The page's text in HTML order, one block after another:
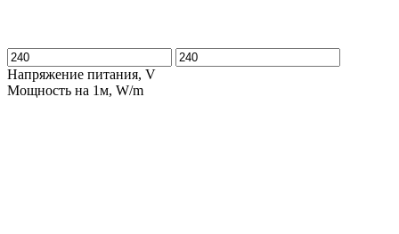
Напряжение питания, V
Мощность на 1м, W/m